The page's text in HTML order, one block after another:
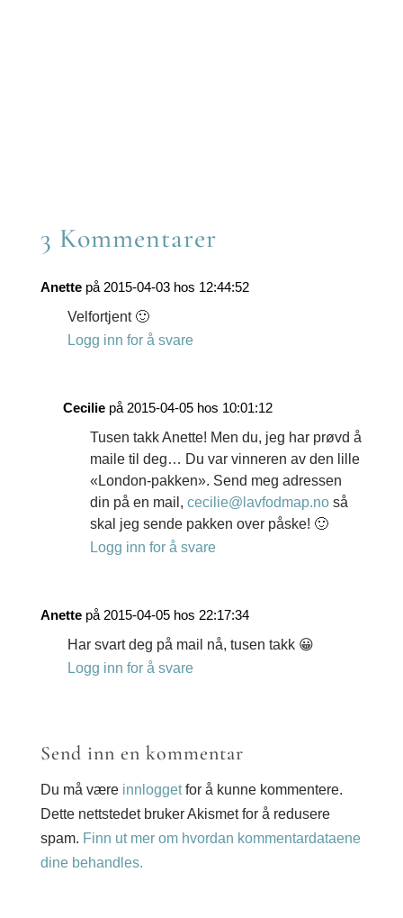
3 Kommentarer
Anette på 2015-04-03 hos 12:44:52
Velfortjent 🙂
Logg inn for å svare
Cecilie på 2015-04-05 hos 10:01:12
Tusen takk Anette! Men du, jeg har prøvd å
maile til deg… Du var vinneren av den lille
«London-pakken». Send meg adressen
din på en mail, cecilie@lavfodmap.noså
skal jeg sende pakken over påske! 🙂
Logg inn for å svare
Anette på 2015-04-05 hos 22:17:34
Har svart deg på mail nå, tusen takk 😀
Logg inn for å svare
Send inn en kommentar
Du må være innloggetfor å kunne kommentere.
Dette nettstedet bruker Akismet for å redusere
spam. Finn ut mer om hvordan kommentardataene
dine behandles.